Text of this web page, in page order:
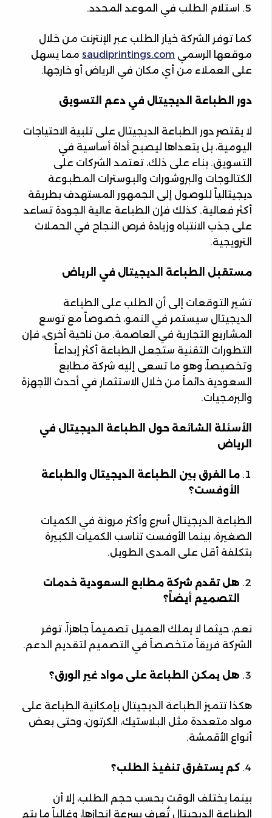
استلام الطلب في الموعد المحدد.
كما توفر الشركة خيار الطلب عبر الإنترنت من خلال
موقعها الرسمي saudiprintings.comمما يسهل
على العملاء من أي مكان في الرياض أو خارجها.
دور الطباعة الديجيتال في دعم التسويق
لا يقتصر دور الطباعة الديجيتال على تلبية الاحتياجات
اليومية، بل يتعداها ليصبح أداة أساسية في
التسويق. بناء على ذلك، تعتمد الشركات على
الكتالوجات والبروشورات والبوسترات المطبوعة
ديجيتالياً للوصول إلى الجمهور المستهدف بطريقة
أكثر فعالية. كذلك فإن الطباعة عالية الجودة تساعد
على جذب الانتباه وزيادة فرص النجاح في الحملات
الترويجية.
مستقبل الطباعة الديجيتال في الرياض
تشير التوقعات إلى أن الطلب على الطباعة
الديجيتال سيستمر في النمو، خصوصاً مع توسع
المشاريع التجارية في العاصمة. من ناحية أخرى، فإن
التطورات التقنية ستجعل الطباعة أكثر إبداعاً
وتخصيصاً، وهو ما تسعى إليه شركة مطابع
السعودية دائماً من خلال الاستثمار في أحدث الأجهزة
والبرمجيات.
الأسئلة الشائعة حول الطباعة الديجيتال في
الرياض
ما الفرق بين الطباعة الديجيتال والطباعة
الأوفست؟
الطباعة الديجيتال أسرع وأكثر مرونة في الكميات
الصغيرة، بينما الأوفست تناسب الكميات الكبيرة
بتكلفة أقل على المدى الطويل.
هل تقدم شركة مطابع السعودية خدمات
التصميم أيضاً؟
نعم، حيثما لا يملك العميل تصميماً جاهزاً، توفر
الشركة فريقاً متخصصاً في التصميم لتقديم الدعم.
هل يمكن الطباعة على مواد غير الورق؟
هكذا تتميز الطباعة الديجيتال بإمكانية الطباعة على
مواد متعددة مثل البلاستيك، الكرتون، وحتى بعض
أنواع الأقمشة.
كم يستغرق تنفيذ الطلب؟
بينما يختلف الوقت بحسب حجم الطلب، إلا أن
الطباعة الديجيتال تُعرف بسرعة إنجازها، وغالباً ما يتم